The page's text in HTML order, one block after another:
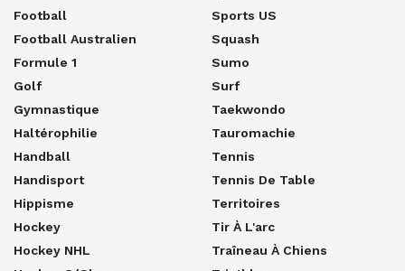
Football
Football Australien
Formule 1
Golf
Gymnastique
Haltérophilie
Handball
Handisport
Hippisme
Hockey
Hockey NHL
Sports US
Squash
Sumo
Surf
Taekwondo
Tauromachie
Tennis
Tennis De Table
Territoires
Tir À L'arc
Traîneau À Chiens